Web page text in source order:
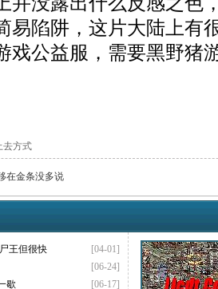
易陷阱，这片大陆上有
戏公益服，需要黑野猪
去方式
在金条没多说
[04-01]
王但很快
[06-24]
[06-17]
歇